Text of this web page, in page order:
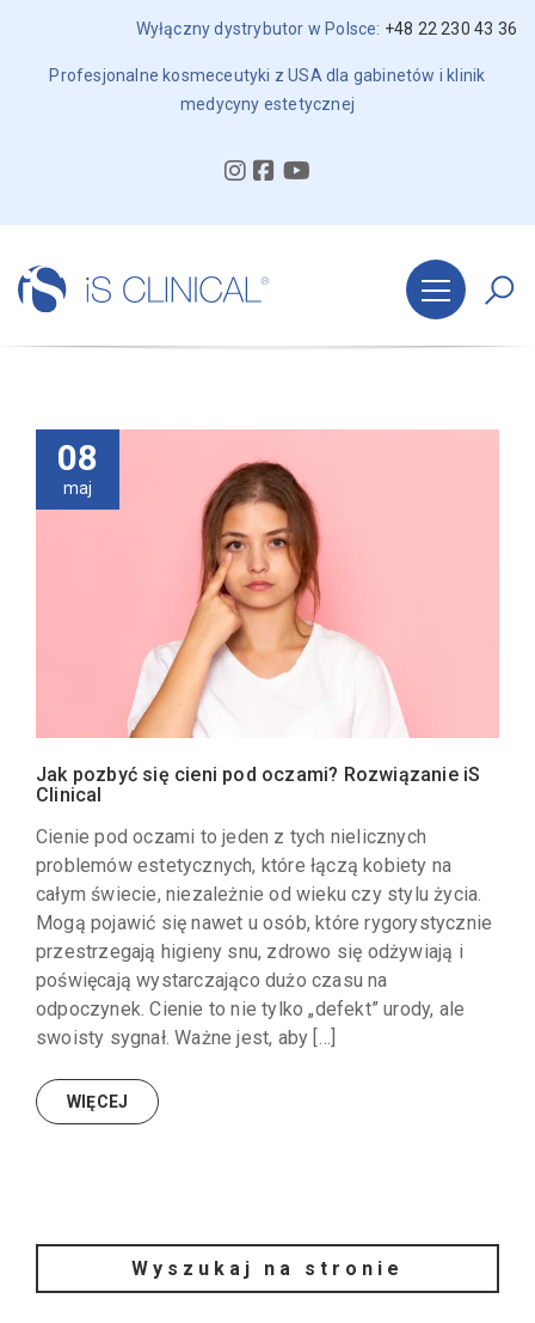
Wyłączny dystrybutor w Polsce: +48 22 230 43 36
Profesjonalne kosmeceutyki z USA dla gabinetów i klinik
medycyny estetycznej
08
maj
Jak pozbyć się cieni pod oczami? Rozwiązanie iS
Clinical
Cienie pod oczami to jeden z tych nielicznych
problemów estetycznych, które łączą kobiety na
całym świecie, niezależnie od wieku czy stylu życia.
Mogą pojawić się nawet u osób, które rygorystycznie
przestrzegają higieny snu, zdrowo się odżywiają i
poświęcają wystarczająco dużo czasu na
odpoczynek. Cienie to nie tylko „defekt” urody, ale
swoisty sygnał. Ważne jest, aby […]
WIĘCEJ
Wyszukaj na stronie